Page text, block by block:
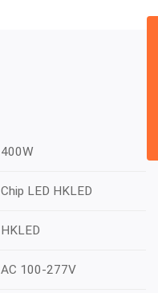
400W
Chip LED HKLED
HKLED
AC 100-277V